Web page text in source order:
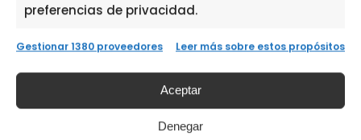
preferencias de privacidad.
Gestionar 1380 proveedores Leer más sobre estos propósitos
Aceptar
Denegar